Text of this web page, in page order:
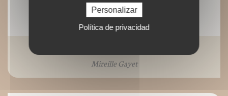
Mireille Gayet
Personalizar
Política de privacidad